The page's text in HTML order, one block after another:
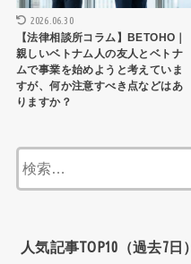
2026.06.30
【法律相談所コラム】BETOHO｜
親しいベトナム人の友人とベトナ
ムで事業を始めようと考えていま
すが、何か注意すべき点などはあ
りますか？
人気記事TOP10（過去7日）